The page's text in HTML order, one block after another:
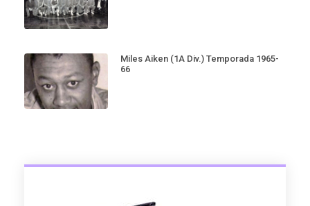
Miles Aiken (1A Div.) Temporada 1965-
66